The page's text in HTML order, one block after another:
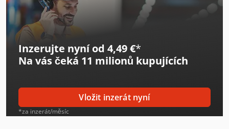
Linde L 12
Linde L 14
Linde L 16
Linde Reachstacker
Linde Sideloader
Linde V
Inzerujte nyní od 4,49 €*
Na vás čeká 11 milionů kupujících
Vložit inzerát nyní
*za inzerát/měsíc